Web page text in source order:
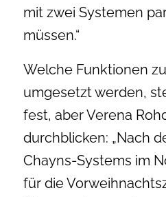
mit zwei Systemen
müssen.“
Welche Funktionen
umgesetzt werden,
fest, aber Verena
durchblicken: „Nach
Chayns-Systems im
für die